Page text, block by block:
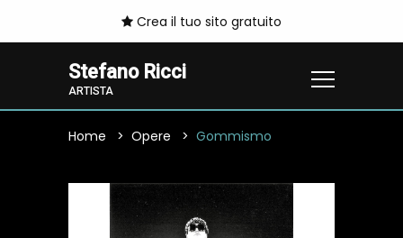
Crea il tuo sito gratuito
Stefano Ricci
ARTISTA
Home Opere Gommismo